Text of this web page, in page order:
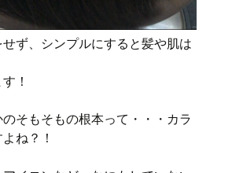
せず、シンプルにすると髪や肌は
！
そもそもの根本って・・・カラ
ね？！